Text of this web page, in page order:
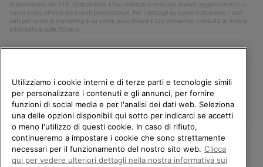
di benvenuto del 15%. Utilizzeremo il tuo indirizzo e-mail per inviarti aggiornamenti su
nuovi arrivi, offerte ed eventi promozionali. Per i dettagli su come tratteremo i tuoi
dati per scopi di marketing e su come puoi ritirare il tuo consenso, consulta la nostra
Informativa sulla Privacy
Italia
©2026Columbia Sportswear Company. Avenue des Morgines, 12 1213
BENVENUTO/A IN SOREL.
Utilizziamo i cookie interni e di terze parti e tecnologie simili
per personalizzare i contenuti e gli annunci, per fornire
funzioni di social media e per l'analisi dei dati web. Seleziona
una delle opzioni disponibili qui sotto per indicarci se accetti
o meno l'utilizzo di questi cookie. In caso di rifiuto,
continueremo a impostare i cookie che sono strettamente
necessari per il funzionamento del nostro sito web. Clicca
qui per vedere ulteriori dettagli nella nostra informativa sui